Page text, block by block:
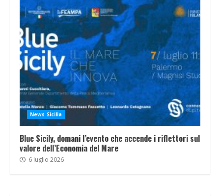
News Sicilia
Blue Sicily, domani l’evento che accende i riflettori sul
valore dell’Economia del Mare
6 luglio 2026